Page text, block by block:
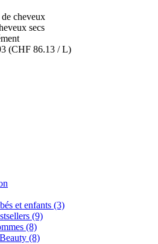
cheveux
secs
(CHF 86.13 / L)
et enfants (3)
(9)
(8)
(8)